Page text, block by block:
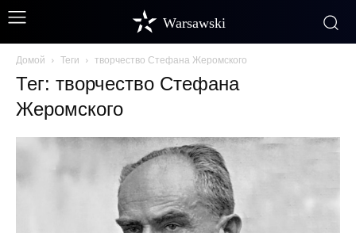
Warsawski
Домой Теги творчество Стефана Жеромского
Тег: творчество Стефана
Жеромского